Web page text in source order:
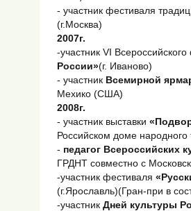
- участник фестиваля
(г.Москва)
2007г.
-участник VI
России»(г. Иваново)
- участник Всемирной
Мехико (США)
2008г.
- участник выставки
Российском доме народного
- педагог Всероссийских
ГРДНТ совместно с
-участник фестиваля
(г.Ярославль)(Гран-при в
-участник Дней культуры